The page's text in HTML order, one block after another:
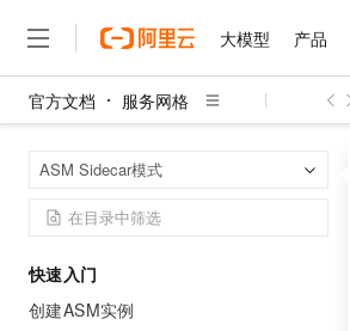
大模型 产品
官方文档 服务网格
ASM Sidecar模式
快速入门
创建ASM实例
大模型
产品
精选产品
人工智能与机器学习
解决方案
精选解决方案
AI
权益
定价
云市场
伙伴
服务
了解阿里云